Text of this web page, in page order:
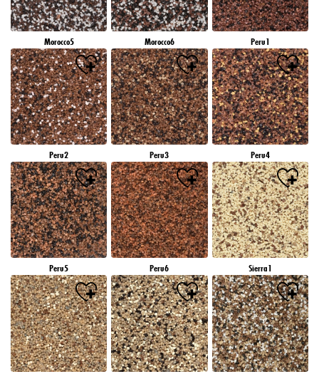
Morocco5 Morocco6 Peru1
Peru2 Peru3 Peru4
Peru5 Peru6 Sierra1